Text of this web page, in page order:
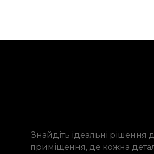
Знайдіть ідеальні рішення
приміщення, де кожна